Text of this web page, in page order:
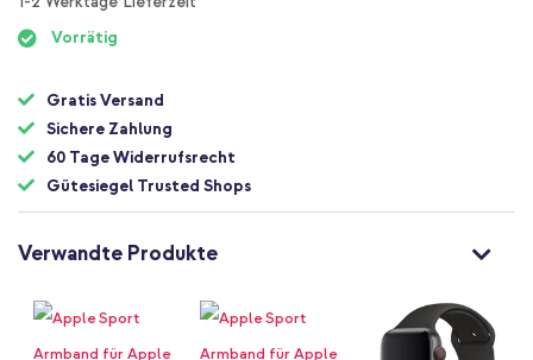
Vorrätig
Gratis Versand
Sichere Zahlung
60 Tage Widerrufsrecht
Gütesiegel Trusted Shops
Verwandte Produkte